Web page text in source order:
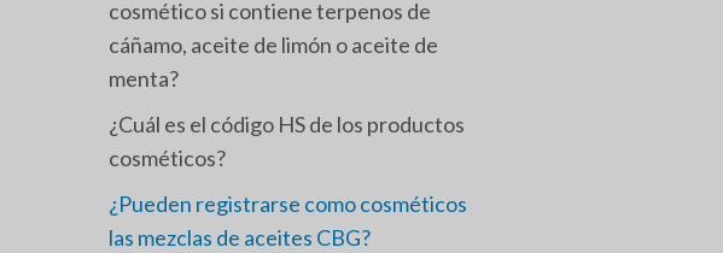
cosmético si contiene terpenos de
cáñamo, aceite de limón o aceite de
menta?
¿Cuál es el código HS de los productos
cosméticos?
¿Pueden registrarse como cosméticos
las mezclas de aceites CBG?